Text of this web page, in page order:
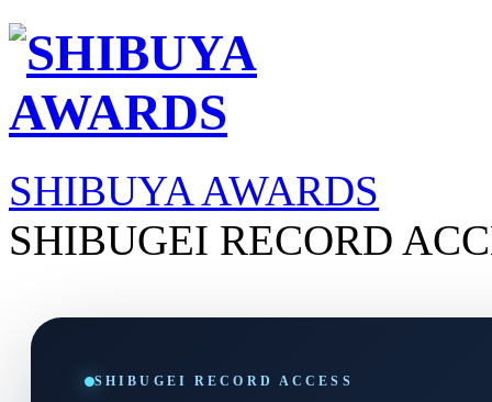
SHIBUYA AWARDS
SHIBUGEI RECORD
SHIBUGEI RECORD ACCESS